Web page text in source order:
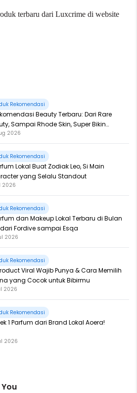
terbaru dari Luxcrime di website
Rekomendasi
Beauty Terbaru: Dari Rare
Sampai Rhode Skin, Super Bikin
2026
Rekomendasi
Lokal Buat Zodiak Leo, Si Main
yang Selalu Standout
2026
Rekomendasi
dan Makeup Lokal Terbaru di Bulan
Fordive sampai Esqa
2026
Rekomendasi
Viral Wajib Punya & Cara Memilih
yang Cocok untuk Bibirmu
2026
Rekomendasi
1 Parfum dari Brand Lokal Aoera!
2026